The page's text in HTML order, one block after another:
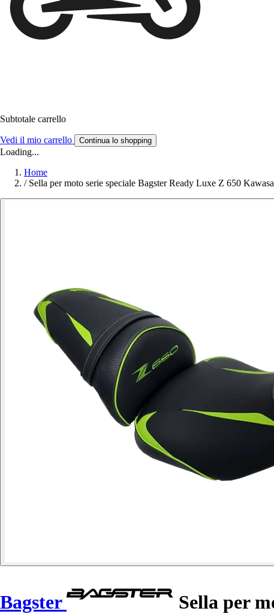
Subtotale carrello
Vedi il mio carrello Continua lo shopping
Loading...
Home
/ Sella per moto serie speciale Bagster Ready Luxe Z 650
Bagster Sella per